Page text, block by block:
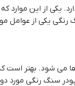
یکی از این
یکی از عوامل
می شود. بهتر است
سنگ رنگي مورد